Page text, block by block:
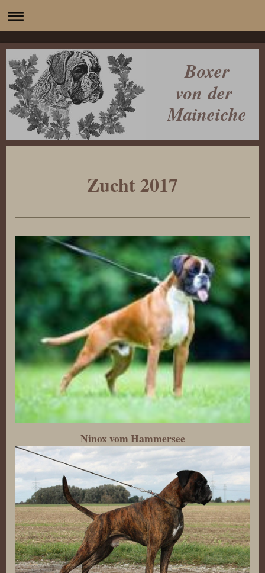
Boxer
von der
Maineiche
Zucht 2017
Ninox vom Hammersee